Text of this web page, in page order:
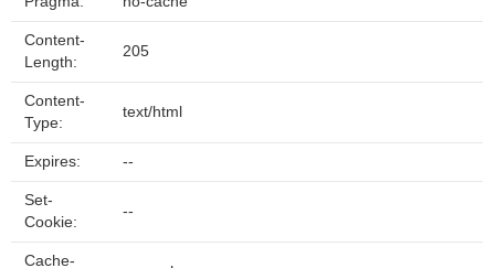
Content-
Length:
205
Content-
Type:
text/html
Expires: --
Set-
Cookie:
--
Cache-